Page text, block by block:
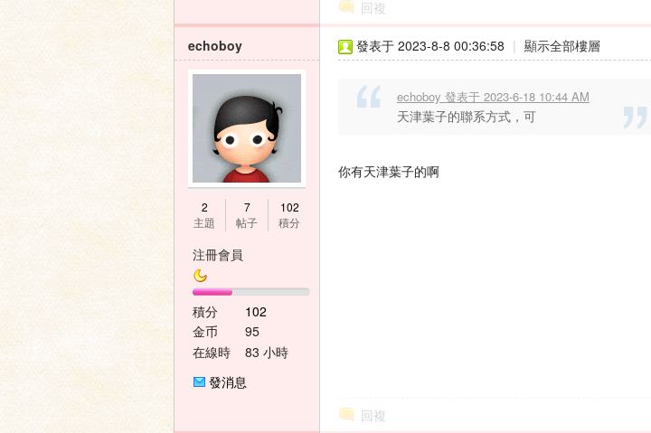
回複
echoboy
2
主題
7
帖子
102
積分
注冊會員
積分
102
金币
95
在線時
83 小時
發消息
發表于 2023-8-8 00:36:58 | 顯示全部樓層
echoboy 發表于 2023-6-18 10:44 AM
天津葉子的聯系方式，可
你有天津葉子的啊
回複